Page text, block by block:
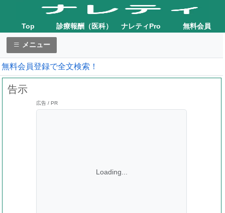
Top 診療報酬（医科） ナレティPro 無料会員
メニュー
無料会員登録で全文検索！
告示
広告 / PR
Loading...